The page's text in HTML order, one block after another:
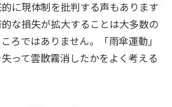
に現体制を批判する声もあります
な損失が拡大することは大多数の
ろではありません。「雨傘運動」
って雲散霧消したかをよく考える